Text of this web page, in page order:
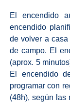
El encendido
encendido
de volver a
de campo. El
(aprox. 5
El encendido
programar con
(48h), según las